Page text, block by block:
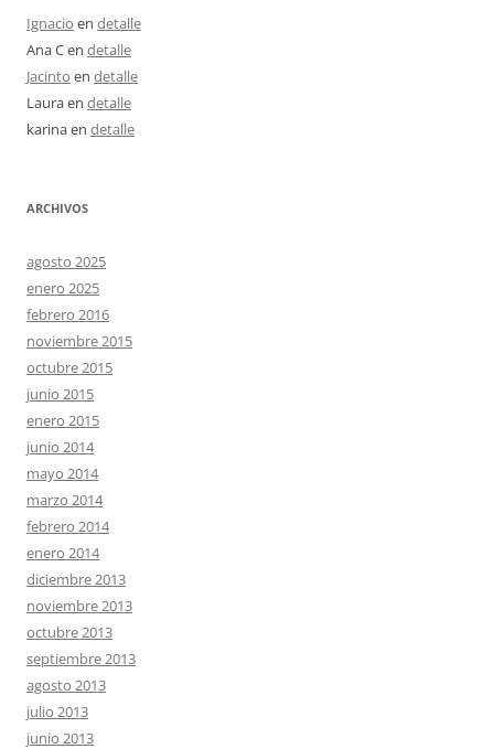
Ignacio en detalle
Ana Cen detalle
Jacinto en detalle
Lauraen detalle
karinaen detalle
ARCHIVOS
agosto 2025
enero 2025
febrero 2016
noviembre 2015
octubre 2015
junio 2015
enero 2015
junio 2014
mayo 2014
marzo 2014
febrero 2014
enero 2014
diciembre 2013
noviembre 2013
octubre 2013
septiembre 2013
agosto 2013
julio 2013
junio 2013